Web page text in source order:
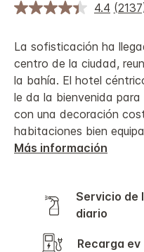
4.4
La sofisticación ha
centro de la ciudad,
la bahía. El hotel
le da la bienvenida
con una decoración
habitaciones bien
Más información
Servicio de limpieza de habitaciones
diario
Recarga ev